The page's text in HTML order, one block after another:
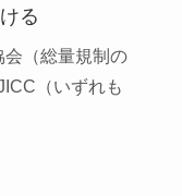
る
会（総量規制の
（いずれも